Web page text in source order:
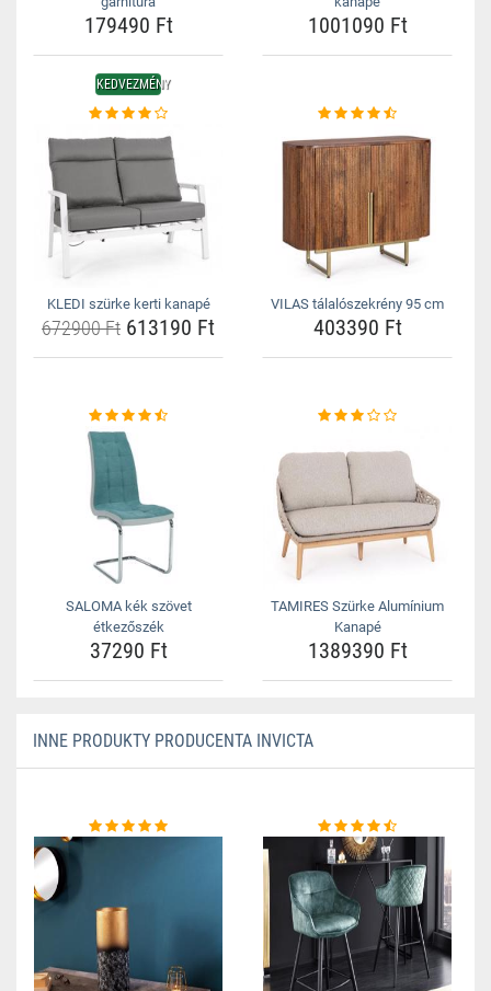
179490 Ft 1001090 Ft
KEDVEZMÉNY
KLEDI szürke kerti kanapé
672900 Ft 613190 Ft
VILAS tálalószekrény 95 cm
403390 Ft
SALOMA kék szövet
étkezőszék
37290 Ft
TAMIRES Szürke Alumínium
Kanapé
1389390 Ft
INNE PRODUKTY PRODUCENTA INVICTA